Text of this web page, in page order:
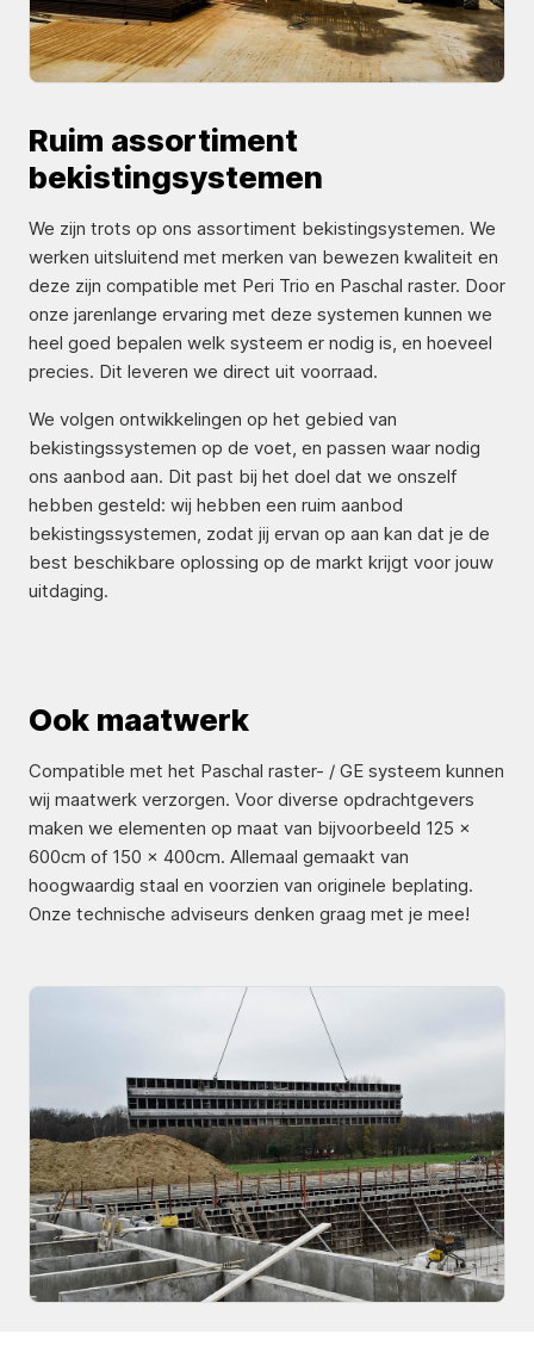
Ruim assortiment
bekistingsystemen
We zijn trots op ons assortiment bekistingsystemen. We
werken uitsluitend met merken van bewezen kwaliteit en
deze zijn compatible met Peri Trio en Paschal raster. Door
onze jarenlange ervaring met deze systemen kunnen we
heel goed bepalen welk systeem er nodig is, en hoeveel
precies. Dit leveren we direct uit voorraad.
We volgen ontwikkelingen op het gebied van
bekistingssystemen op de voet, en passen waar nodig
ons aanbod aan. Dit past bij het doel dat we onszelf
hebben gesteld: wij hebben een ruim aanbod
bekistingssystemen, zodat jij ervan op aan kan dat je de
best beschikbare oplossing op de markt krijgt voor jouw
uitdaging.
Ook maatwerk
Compatible met het Paschal raster- / GE systeem kunnen
wij maatwerk verzorgen. Voor diverse opdrachtgevers
maken we elementen op maat van bijvoorbeeld 125 x
600cm of 150 x 400cm. Allemaal gemaakt van
hoogwaardig staal en voorzien van originele beplating.
Onze technische adviseurs denken graag met je mee!